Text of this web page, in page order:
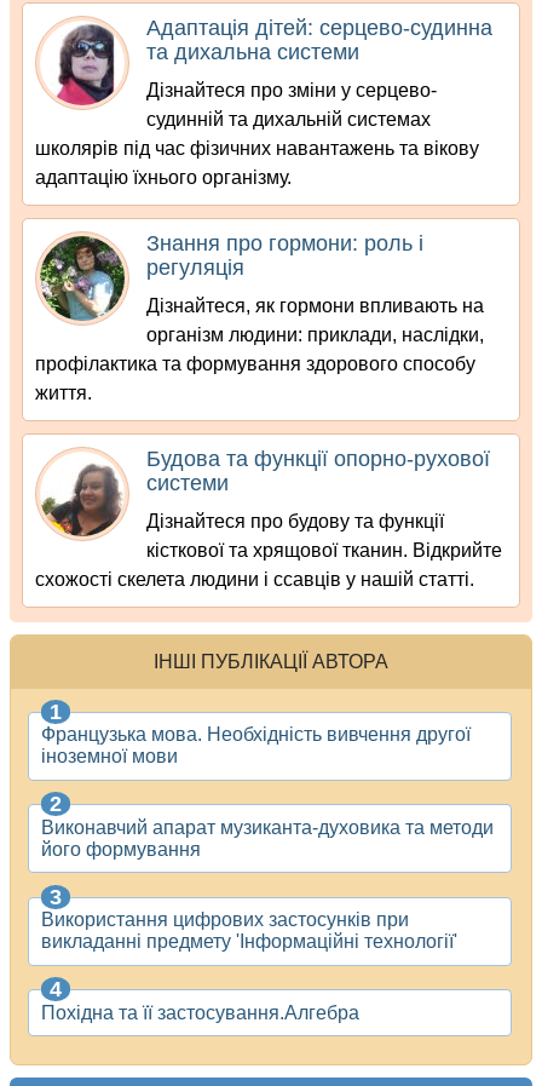
Адаптація дітей: серцево-судинна
та дихальна системи
Дізнайтеся про зміни у серцево-
судинній та дихальній системах
школярів під час фізичних навантажень та вікову
адаптацію їхнього організму.
Знання про гормони: роль і
регуляція
Дізнайтеся, як гормони впливають на
організм людини: приклади, наслідки,
профілактика та формування здорового способу
життя.
Будова та функції опорно-рухової
системи
Дізнайтеся про будову та функції
кісткової та хрящової тканин. Відкрийте
схожості скелета людини і ссавців у нашій статті.
ІНШІ ПУБЛІКАЦІЇ АВТОРА
Французька мова. Необхідність вивчення другої
іноземної мови
Виконавчий апарат музиканта-духовика та методи
його формування
Використання цифрових застосунків при
викладанні предмету 'Інформаційні технології'
Похідна та її застосування.Алгебра